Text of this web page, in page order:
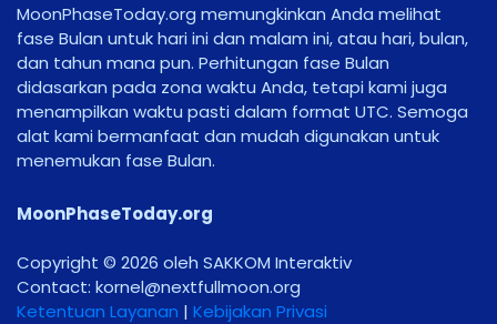
MoonPhaseToday.org memungkinkan Anda melihat
fase Bulan untuk hari ini dan malam ini, atau hari, bulan,
dan tahun mana pun. Perhitungan fase Bulan
didasarkan pada zona waktu Anda, tetapi kami juga
menampilkan waktu pasti dalam format UTC. Semoga
alat kami bermanfaat dan mudah digunakan untuk
menemukan fase Bulan.
MoonPhaseToday.org
Copyright © 2026 oleh SAKKOM Interaktiv
Contact: gro.noomlluftxen@lenrok
Ketentuan Layanan | Kebijakan Privasi